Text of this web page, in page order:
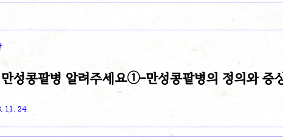
성콩팥병 알려주세요①-만성콩팥병의 정의와 증
11. 24.